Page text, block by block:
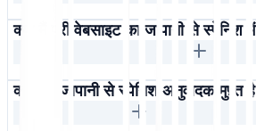
क्या मैं पूरी वेबसाइट का जापानी से
क्या यह जापानी से स्पेनिश अनुवादक मुफ़्त